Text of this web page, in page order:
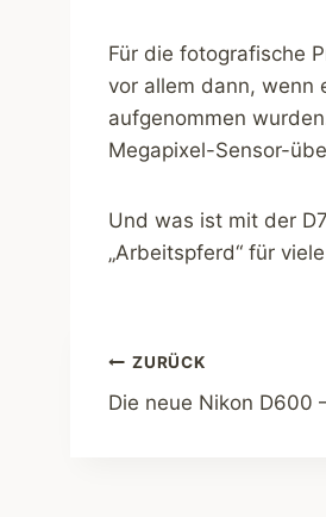
Für die fotografische
vor allem dann, wenn
aufgenommen
Megapixel-Sensor-
Und was ist mit der
„Arbeitspferd“ für
ZURÜCK
Die neue Nikon D600